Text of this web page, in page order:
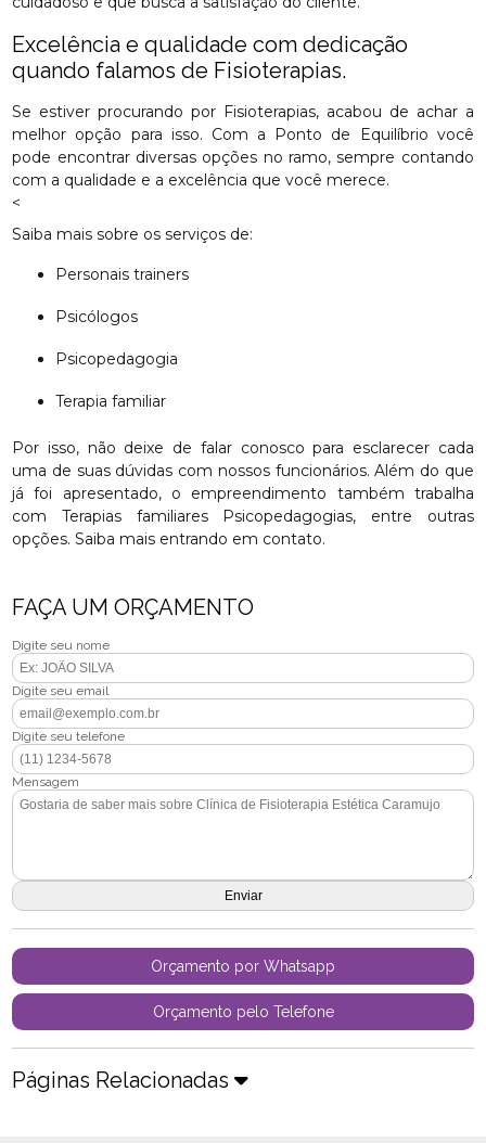
Excelência e qualidade com dedicação
quando falamos de Fisioterapias.
Se estiver procurando por Fisioterapias, acabou de achar a
melhor opção para isso. Com a Ponto de Equilíbrio você
pode encontrar diversas opções no ramo, sempre contando
com a qualidade e a excelência que você merece.
<
Saiba mais sobre os serviços de:
Personais trainers
Psicólogos
Psicopedagogia
Terapia familiar
Por isso, não deixe de falar conosco para esclarecer cada
uma de suas dúvidas com nossos funcionários. Além do que
já foi apresentado, o empreendimento também trabalha
com Terapias familiares Psicopedagogias, entre outras
opções. Saiba mais entrando em contato.
FAÇA UM ORÇAMENTO
Digite seu nome
Digite seu email
Digite seu telefone
Mensagem
Orçamento por Whatsapp
Orçamento pelo Telefone
Páginas Relacionadas